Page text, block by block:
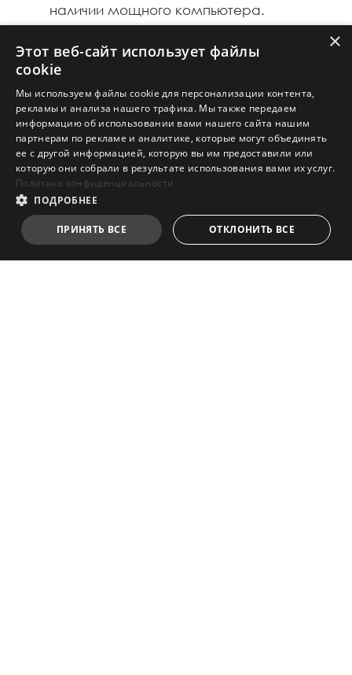
наличии мощного компьютера.
трехмерной графикой не
тормозили, требуются мощный
процессор и большой объем
памяти. Например, весьма
большую нагрузку на центральный
процессор создают окна
просмотра трехмерных сцен.
Компьютер Creator от MSI,
оснащенный мощным
процессором Intel Core i9,
×
Этот веб-сайт использует файлы
cookie
Мы используем файлы cookie для персонализации контента,
рекламы и анализа нашего трафика. Мы также передаем
информацию об использовании вами нашего сайта нашим
партнерам по рекламе и аналитике, которые могут объединять
ее с другой информацией, которую вы им предоставили или
которую они собрали в результате использования вами их услуг.
Политика конфиденциальности
ПОДРОБНЕЕ
ПРИНЯТЬ ВСЕ ОТКЛОНИТЬ ВСЕ